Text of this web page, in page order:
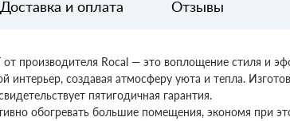
Доставка и оплата Отзывы
производителя Rocal — это воплощение стиля и
создавая атмосферу уюта и тепла.
пятигодичная гарантия.
обогревать большие помещения, экономя при